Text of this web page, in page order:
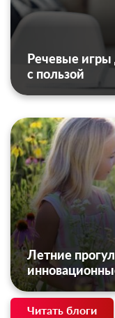
Речевые игры
с пользой
Летние
Читать блоги